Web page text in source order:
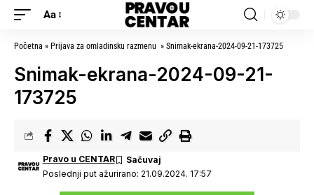
Aa
Početna » Prijava za omladinsku razmenu » Snimak-ekrana-2024-09-21-173725
Snimak-ekrana-2024-09-21-
173725
Poslednji put ažurirano: 21.09.2024. 17:57
Pravo u CENTAR